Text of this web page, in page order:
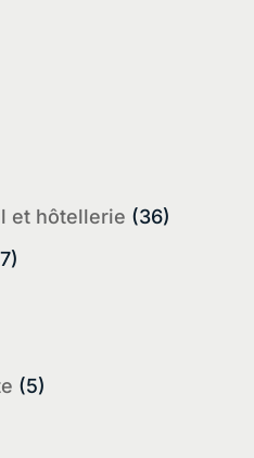
et hôtellerie (36)
(5)